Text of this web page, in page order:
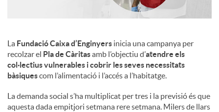
La Fundació Caixa d’Enginyers inicia una campanya per
recolzar el Pla de Càritasamb l’objectiu d’atendre els
col·lectius vulnerables i cobrir les seves necessitats
bàsiquescom l’alimentació i l’accés a l’habitatge.
La demanda social s’ha multiplicat per tres i la previsió és que
aquesta dada empitjori setmana rere setmana. Milers de llars